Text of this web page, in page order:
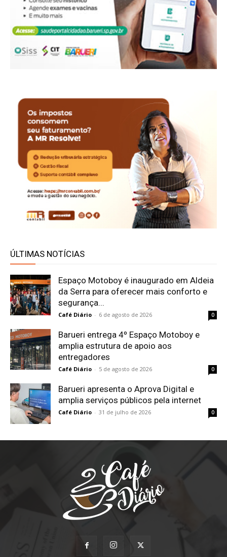
ÚLTIMAS NOTÍCIAS
Espaço Motoboy é inaugurado em Aldeia
da Serra para oferecer mais conforto e
segurança...
Café Diário - 6 de agosto de 2026 0
Barueri entrega 4º Espaço Motoboy e
amplia estrutura de apoio aos
entregadores
Café Diário - 5 de agosto de 2026 0
Barueri apresenta o Aprova Digital e
amplia serviços públicos pela internet
Café Diário - 31 de julho de 2026 0